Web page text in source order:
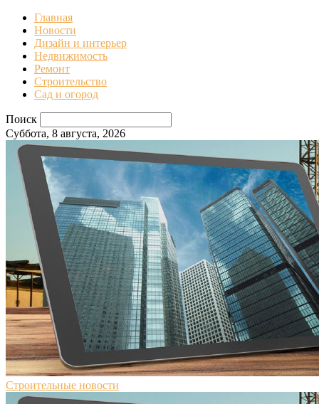
Главная
Новости
Дизайн и интерьер
Недвижимость
Ремонт
Строительство
Сад и огород
Поиск
Суббота, 8 августа, 2026
Строительные новости